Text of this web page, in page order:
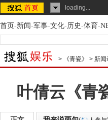
loading...
首页-新闻-军事-文化-历史-体育-
> 《青瓷》 > 新闻
叶倩云《青